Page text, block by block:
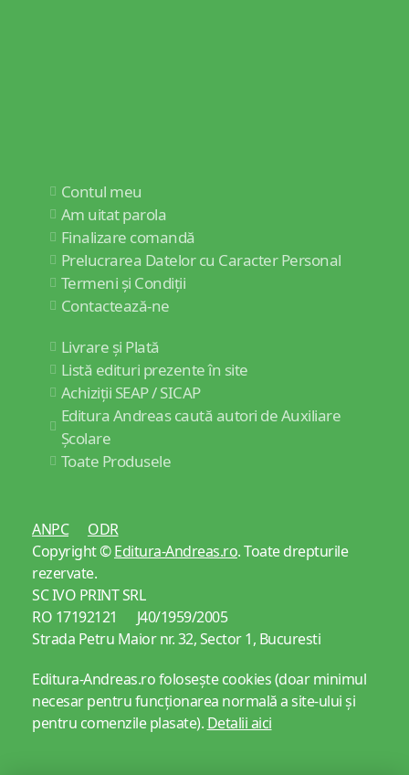
Contul meu
Am uitat parola
Finalizare comandă
Prelucrarea Datelor cu Caracter Personal
Termeni și Condiții
Contactează-ne
Livrare și Plată
Listă edituri prezente în site
Achiziții SEAP / SICAP
Editura Andreas caută autori de Auxiliare
Școlare
Toate Produsele
ANPC
ODR
Copyright ©Editura-Andreas.ro. Toate drepturile
rezervate.
SC IVO PRINT SRL
RO 17192121 J40/1959/2005
Strada Petru Maior nr. 32, Sector 1, Bucuresti
Editura-Andreas.ro folosește cookies (doar minimul
necesar pentru funcționarea normală a site-ului și
pentru comenzile plasate). Detalii aici